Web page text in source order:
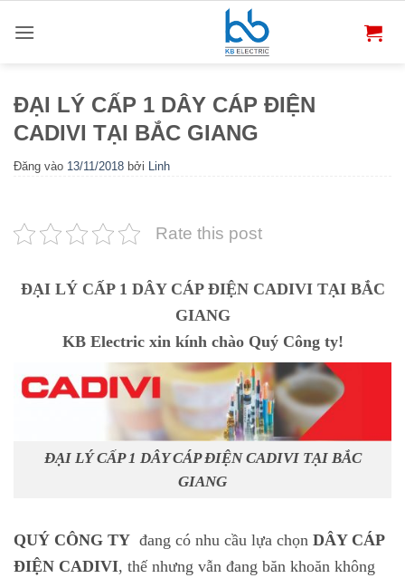
qua
ĐẠI LÝ CẤP 1 DÂY CÁP ĐIỆN
CADIVI TẠI BẮC GIANG
Đăng vào 13/11/2018 bởi Linh
Rate this post
ĐẠI LÝ CẤP 1 DÂY CÁP ĐIỆN CADIVI TẠI BẮC
GIANG
KB Electric xin kính chào Quý Công ty!
ĐẠI LÝ CẤP 1 DÂY CÁP ĐIỆN CADIVI TẠI BẮC
GIANG
QUÝ CÔNG TY đang có nhu cầu lựa chọn DÂY CÁP
ĐIỆN CADIVI, thế nhưng vẫn đang băn khoăn không